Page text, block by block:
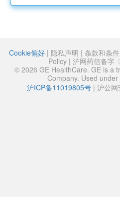
Cookie偏好 | 隐私声明 | 条款和条件
Policy| 沪网药信备字
© 2026 GE HealthCare. GE is a
Company. Used
沪ICP备11019805号| 沪公